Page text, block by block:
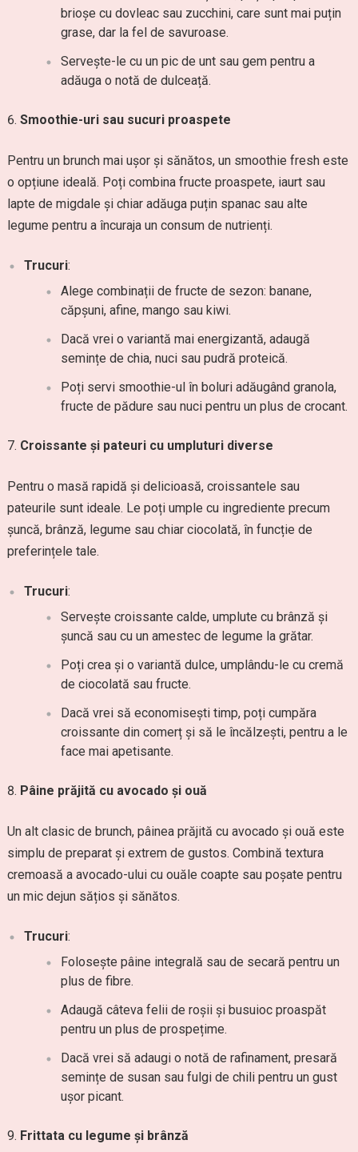
brioșe cu dovleac sau zucchini, care sunt mai puțin
grase, dar la fel de savuroase.
Servește-le cu un pic de unt sau gem pentru a
adăuga o notă de dulceață.
Smoothie-uri sau sucuri proaspete
Pentru un brunch mai ușor și sănătos, un smoothie fresh este
o opțiune ideală. Poți combina fructe proaspete, iaurt sau
lapte de migdale și chiar adăuga puțin spanac sau alte
legume pentru a încuraja un consum de nutrienți.
Trucuri:
Alege combinații de fructe de sezon: banane,
căpșuni, afine, mango sau kiwi.
Dacă vrei o variantă mai energizantă, adaugă
semințe de chia, nuci sau pudră proteică.
Poți servi smoothie-ul în boluri adăugând granola,
fructe de pădure sau nuci pentru un plus de crocant.
Croissante și pateuri cu umpluturi diverse
Pentru o masă rapidă și delicioasă, croissantele sau
pateurile sunt ideale. Le poți umple cu ingrediente precum
șuncă, brânză, legume sau chiar ciocolată, în funcție de
preferințele tale.
Trucuri:
Servește croissante calde, umplute cu brânză și
șuncă sau cu un amestec de legume la grătar.
Poți crea și o variantă dulce, umplându-le cu cremă
de ciocolată sau fructe.
Dacă vrei să economisești timp, poți cumpăra
croissante din comerț și să le încălzești, pentru a le
face mai apetisante.
Pâine prăjită cu avocado și ouă
Un alt clasic de brunch, pâinea prăjită cu avocado și ouă este
simplu de preparat și extrem de gustos. Combină textura
cremoasă a avocado-ului cu ouăle coapte sau poșate pentru
un mic dejun sățios și sănătos.
Trucuri:
Folosește pâine integrală sau de secară pentru un
plus de fibre.
Adaugă câteva felii de roșii și busuioc proaspăt
pentru un plus de prospețime.
Dacă vrei să adaugi o notă de rafinament, presară
semințe de susan sau fulgi de chili pentru un gust
ușor picant.
Frittata cu legume și brânză